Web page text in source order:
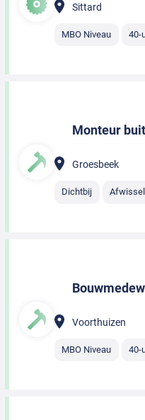
Sittard
MBO Niveau 40-
Monteur
Groesbeek
Dichtbij
Voorthuizen
MBO Niveau 40-